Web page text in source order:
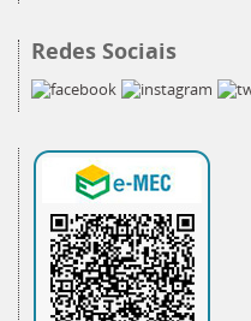
Redes Sociais